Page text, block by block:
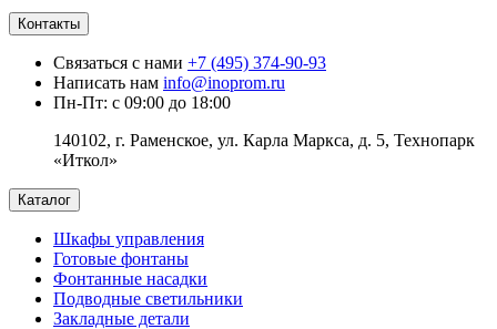
Контакты
Связаться с нами +7 (495) 374-90-93
Написать нам info@inoprom.ru
Пн-Пт: с 09:00 до 18:00
140102, г. Раменское, ул. Карла Маркса, д. 5, Технопарк
«Иткол»
Каталог
Шкафы управления
Готовые фонтаны
Фонтанные насадки
Подводные светильники
Закладные детали